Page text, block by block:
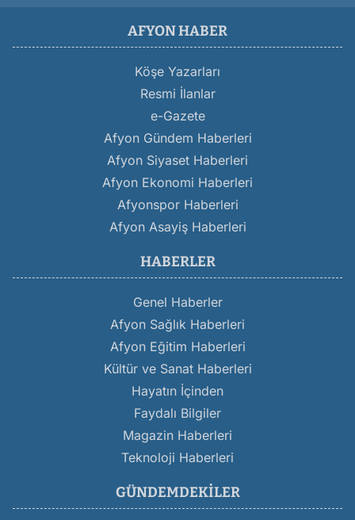
AFYON HABER
Köşe Yazarları
Resmi İlanlar
e-Gazete
Afyon Gündem Haberleri
Afyon Siyaset Haberleri
Afyon Ekonomi Haberleri
Afyonspor Haberleri
Afyon Asayiş Haberleri
HABERLER
Genel Haberler
Afyon Sağlık Haberleri
Afyon Eğitim Haberleri
Kültür ve Sanat Haberleri
Hayatın İçinden
Faydalı Bilgiler
Magazin Haberleri
Teknoloji Haberleri
GÜNDEMDEKILER